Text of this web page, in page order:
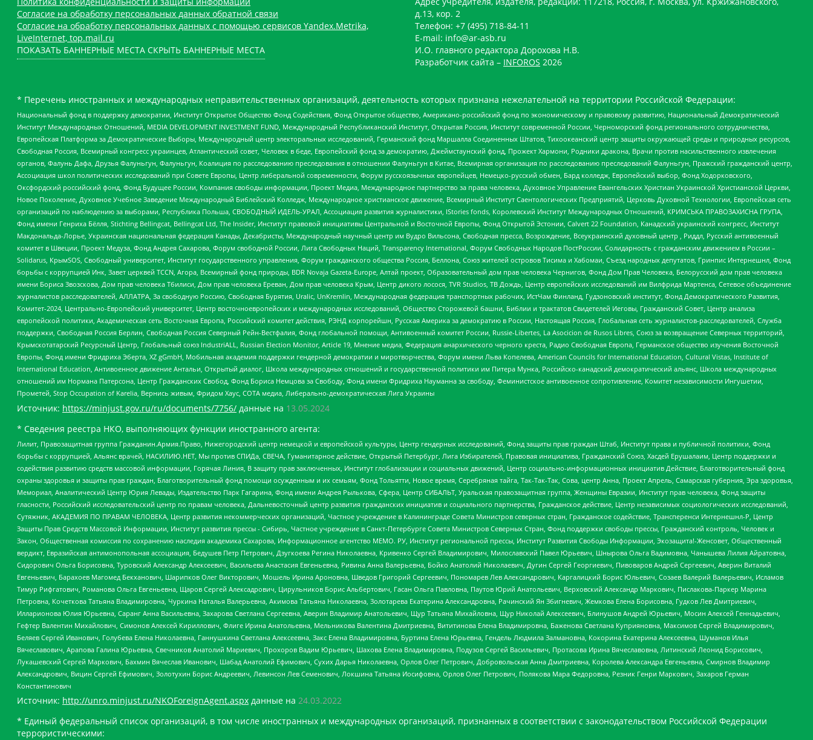
Согласие на обработку персональных данных обратной связи
Согласие на обработку персональных данных с помощью сервисов Yandex.Metrika,
LiveInternet, top.mail.ru
ПОКАЗАТЬ БАННЕРНЫЕ МЕСТА СКРЫТЬ БАННЕРНЫЕ МЕСТА
д.13, кор. 2
Телефон: +7 (495) 718-84-11
E-mail: info@ar-asb.ru
И.О. главного редактора Дорохова Н.В.
Разработчик сайта – INFOROS 2026
* Перечень иностранных и международных неправительственных организаций, деятельность которых признана нежелательной на территории Российской Федерации:
Национальный фонд в поддержку демократии, Институт Открытое Общество Фонд Содействия, Фонд Открытое общество, Американо-российский фонд по экономическому и правовому развитию, Национальный Демократический
Институт Международных Отношений, MEDIA DEVELOPMENT INVESTMENT FUND, Международный Республиканский Институт, Открытая Россия, Институт современной России, Черноморский фонд регионального сотрудничества,
Европейская Платформа за Демократические Выборы, Международный центр электоральных исследований, Германский фонд Маршалла Соединенных Штатов, Тихоокеанский центр защиты окружающей среды и природных ресурсов,
Свободная Россия, Всемирный конгресс украинцев, Атлантический совет, Человек в беде, Европейский фонд за демократию, Джеймстаунский фонд, Прожект Хармони, Родники дракона, Врачи против насильственного извлечения
органов, Фалунь Дафа, Друзья Фалуньгун, Фалуньгун, Коалиция по расследованию преследования в отношении Фалуньгун в Китае, Всемирная организация по расследованию преследований Фалуньгун, Пражский гражданский центр,
Ассоциация школ политических исследований при Совете Европы, Центр либеральной современности, Форум русскоязычных европейцев, Немецко-русский обмен, Бард колледж, Европейский выбор, Фонд Ходорковского,
Оксфордский российский фонд, Фонд Будущее России, Компания свободы информации, Проект Медиа, Международное партнерство за права человека, Духовное Управление Евангельских Христиан Украинской Христианской Церкви,
Новое Поколение, Духовное Учебное Заведение Международный Библейский Колледж, Международное христианское движение, Всемирный Институт Саентологических Предприятий, Церковь Духовной Технологии, Европейская сеть
организаций по наблюдению за выборами, Республика Польша, СВОБОДНЫЙ ИДЕЛЬ-УРАЛ, Ассоциация развития журналистики, IStories fonds, Королевский Институт Международных Отношений, КРИМСЬКА ПРАВОЗАХИСНА ГРУПА,
Фонд имени Генриха Бёлля, Stichting Bellingcat, Bellingcat Ltd, The Insider, Институт правовой инициативы Центральной и Восточной Европы, Фонд Открытой Эстонии, Calvert 22 Foundation, Канадский украинский конгресс, Институт
Макдональда-Лорье, Украинская национальная федерация Канады, Декабристы, Международный научный центр им Вудро Вильсона, Свободная пресса, Возрождение, Всеукраинский духовный центр , Риддл, Русский антивоенный
комитет в Швеции, Проект Медуза, Фонд Андрея Сахарова, Форум свободной России, Лига Свободных Наций, Transparеncy International, Форум Свободных Народов ПостРоссии, Солидарность с гражданским движением в России –
Solidarus, КрымSOS, Свободный университет, Институт государственного управления, Форум гражданского общества Россия, Беллона, Союз жителей островов Тисима и Хабомаи, Съезд народных депутатов, Гринпис Интернешнл, Фонд
борьбы с коррупцией Инк, Завет церквей TCCN, Агора, Всемирный фонд природы, BDR Novaja Gazeta-Europe, Алтай проект, Образовательный дом прав человека Чернигов, Фонд Дом Прав Человека, Белорусский дом прав человека
имени Бориса Звозскова, Дом прав человека Тбилиси, Дом прав человека Ереван, Дом прав человека Крым, Центр дикого лосося, TVR Studios, ТВ Дождь, Центр европейских исследований им Вилфрида Мартенса, Сетевое объединение
журналистов расследователей, АЛЛАТРА, За свободную Россию, Свободная Бурятия, Uralic, UnKremlin, Международная федерация транспортных рабочих, ИстЧам Финланд, Гудзоновский институт, Фонд Демократического Развития,
Комитет-2024, Центрально-Европейский университет, Центр восточноевропейских и международных исследований, Общество Сторожевой башни, Библии и трактатов Свидетелей Иеговы, Гражданский Совет, Центр анализа
европейской политики, Академическая сеть Восточная Европа, Российский комитет действия, РЭНД корпорейшн, Русская Америка за демократию в России, Настоящая Россия, Глобальная сеть журналистов-расследователей, Служба
поддержки, Свободная Россия Берлин, Свободная Россия Северный Рейн-Вестфалия, Фонд глобальной помощи, Антивоенный комитет России, Russie-Libertes, La Asocicion de Rusos Libres, Союз за возвращение Северных территорий,
Крымскотатарский Ресурсный Центр, Глобальный союз IndustriALL, Russian Election Monitor, Article 19, Мнение медиа, Федерация анархического черного креста, Радио Свободная Европа, Германское общество изучения Восточной
Европы, Фонд имени Фридриха Эберта, XZ gGmbH, Мобильная академия поддержки гендерной демократии и миротворчества, Форум имени Льва Копелева, American Councils for International Education, Cultural Vistas, Institute of
International Education, Антивоенное движение Антальи, Открытый диалог, Школа международных отношений и государственной политики им Питера Мунка, Российско-канадский демократический альянс, Школа международных
отношений им Нормана Патерсона, Центр Гражданских Свобод, Фонд Бориса Немцова за Свободу, Фонд имени Фридриха Науманна за свободу, Феминистское антивоенное сопротивление, Комитет независимости Ингушетии,
Прометей, Stop Occupation of Karelia, Вернись живым, Фридом Хаус, СОТА медиа, Либерально-демократическая Лига Украины
Источник: https://minjust.gov.ru/ru/documents/7756/ данные на 13.05.2024
* Сведения реестра НКО, выполняющих функции иностранного агента:
Лилит, Правозащитная группа Гражданин.Армия.Право, Нижегородский центр немецкой и европейской культуры, Центр гендерных исследований, Фонд защиты прав граждан Штаб, Институт права и публичной политики, Фонд
борьбы с коррупцией, Альянс врачей, НАСИЛИЮ.НЕТ, Мы против СПИДа, СВЕЧА, Гуманитарное действие, Открытый Петербург, Лига Избирателей, Правовая инициатива, Гражданский Союз, Хасдей Ерушалаим, Центр поддержки и
содействия развитию средств массовой информации, Горячая Линия, В защиту прав заключенных, Институт глобализации и социальных движений, Центр социально-информационных инициатив Действие, Благотворительный фонд
охраны здоровья и защиты прав граждан, Благотворительный фонд помощи осужденным и их семьям, Фонд Тольятти, Новое время, Серебряная тайга, Так-Так-Так, Сова, центр Анна, Проект Апрель, Самарская губерния, Эра здоровья,
Мемориал, Аналитический Центр Юрия Левады, Издательство Парк Гагарина, Фонд имени Андрея Рылькова, Сфера, Центр СИБАЛЬТ, Уральская правозащитная группа, Женщины Евразии, Институт прав человека, Фонд защиты
гласности, Российский исследовательский центр по правам человека, Дальневосточный центр развития гражданских инициатив и социального партнерства, Гражданское действие, Центр независимых социологических исследований,
Сутяжник, АКАДЕМИЯ ПО ПРАВАМ ЧЕЛОВЕКА, Центр развития некоммерческих организаций, Частное учреждение в Калининграде Совета Министров северных стран, Гражданское содействие, Трансперенси Интернешнл-Р, Центр
Защиты Прав Средств Массовой Информации, Институт развития прессы - Сибирь, Частное учреждение в Санкт-Петербурге Совета Министров Северных Стран, Фонд поддержки свободы прессы, Гражданский контроль, Человек и
Закон, Общественная комиссия по сохранению наследия академика Сахарова, Информационное агентство МЕМО. РУ, Институт региональной прессы, Институт Развития Свободы Информации, Экозащита!-Женсовет, Общественный
вердикт, Евразийская антимонопольная ассоциация, Бедушев Петр Петрович, Дзугкоева Регина Николаевна, Кривенко Сергей Владимирович, Милославский Павел Юрьевич, Шнырова Ольга Вадимовна, Чанышева Лилия Айратовна,
Сидорович Ольга Борисовна, Туровский Александр Алексеевич, Васильева Анастасия Евгеньевна, Ривина Анна Валерьевна, Бойко Анатолий Николаевич, Дугин Сергей Георгиевич, Пивоваров Андрей Сергеевич, Аверин Виталий
Евгеньевич, Барахоев Магомед Бекханович, Шарипков Олег Викторович, Мошель Ирина Ароновна, Шведов Григорий Сергеевич, Пономарев Лев Александрович, Каргалицкий Борис Юльевич, Созаев Валерий Валерьевич, Исламов
Тимур Рифгатович, Романова Ольга Евгеньевна, Щаров Сергей Алексадрович, Цирульников Борис Альбертович, Гасан Ольга Павловна, Паутов Юрий Анатольевич, Верховский Александр Маркович, Пислакова-Паркер Марина
Петровна, Кочеткова Татьяна Владимировна, Чуркина Наталья Валерьевна, Акимова Татьяна Николаевна, Золотарева Екатерина Александровна, Рачинский Ян Збигневич, Жемкова Елена Борисовна, Гудков Лев Дмитриевич,
Илларионова Юлия Юрьевна, Саранг Анна Васильевна, Захарова Светлана Сергеевна, Аверин Владимир Анатольевич, Щур Татьяна Михайловна, Щур Николай Алексеевич, Блинушов Андрей Юрьевич, Мосин Алексей Геннадьевич,
Гефтер Валентин Михайлович, Симонов Алексей Кириллович, Флиге Ирина Анатольевна, Мельникова Валентина Дмитриевна, Вититинова Елена Владимировна, Баженова Светлана Куприяновна, Максимов Сергей Владимирович,
Беляев Сергей Иванович, Голубева Елена Николаевна, Ганнушкина Светлана Алексеевна, Закс Елена Владимировна, Буртина Елена Юрьевна, Гендель Людмила Залмановна, Кокорина Екатерина Алексеевна, Шуманов Илья
Вячеславович, Арапова Галина Юрьевна, Свечников Анатолий Мариевич, Прохоров Вадим Юрьевич, Шахова Елена Владимировна, Подузов Сергей Васильевич, Протасова Ирина Вячеславовна, Литинский Леонид Борисович,
Лукашевский Сергей Маркович, Бахмин Вячеслав Иванович, Шабад Анатолий Ефимович, Сухих Дарья Николаевна, Орлов Олег Петрович, Добровольская Анна Дмитриевна, Королева Александра Евгеньевна, Смирнов Владимир
Александрович, Вицин Сергей Ефимович, Золотухин Борис Андреевич, Левинсон Лев Семенович, Локшина Татьяна Иосифовна, Орлов Олег Петрович, Полякова Мара Федоровна, Резник Генри Маркович, Захаров Герман
Константинович
Источник: http://unro.minjust.ru/NKOForeignAgent.aspx данные на 24.03.2022
* Единый федеральный список организаций, в том числе иностранных и международных организаций, признанных в соответствии с законодательством Российской Федерации
террористическими: